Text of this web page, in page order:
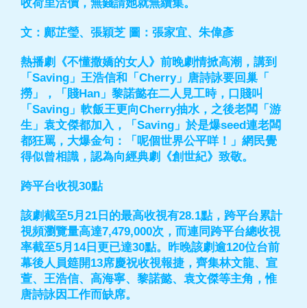
收荷里活價，無錢請她就無續集。
文：鄺芷瑩、張穎芝 圖：張家宜、朱偉彥
熱播劇《不懂撒嬌的女人》前晚劇情掀高潮，講到
「Saving」王浩信和「Cherry」唐詩詠要回巢「
撈」，「賤Han」黎諾懿在二人見工時，口賤叫
「Saving」軟飯王更向Cherry抽水，之後老闆「游
生」袁文傑都加入，「Saving」於是爆seed連老闆
都狂罵，大爆金句：「呢個世界公平咩！」網民覺
得似曾相識，認為向經典劇《創世紀》致敬。
跨平台收視30點
該劇截至5月21日的最高收視有28.1點，跨平台累計
視頻瀏覽量高達7,479,000次，而連同跨平台總收視
率截至5月14日更已達30點。昨晚該劇逾120位台前
幕後人員筵開13席慶祝收視報捷，齊集林文龍、宣
萱、王浩信、高海寧、黎諾懿、袁文傑等主角，惟
唐詩詠因工作而缺席。